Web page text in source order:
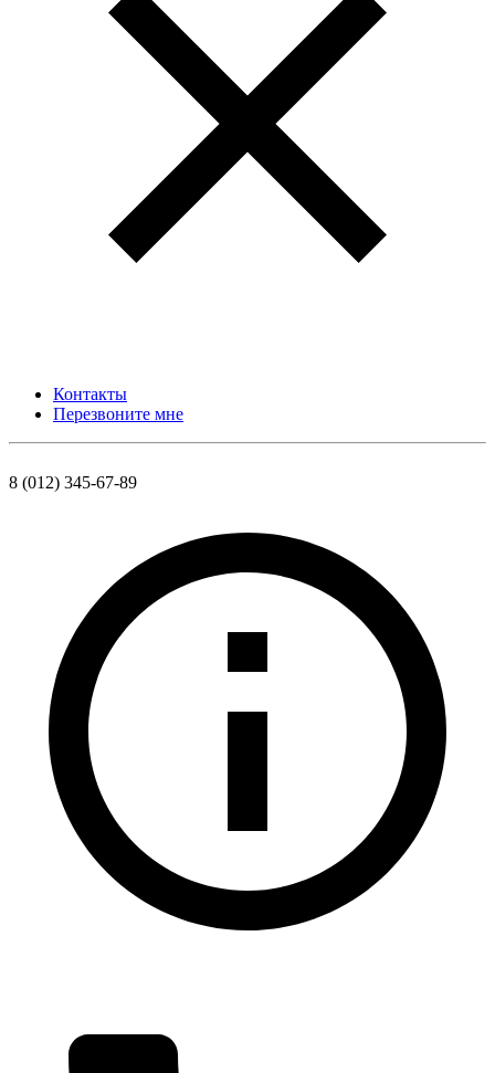
Контакты
Перезвоните мне
8 (012) 345-67-89